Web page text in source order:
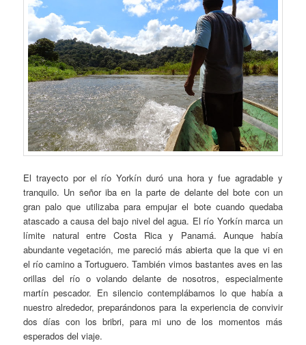
El trayecto por el río Yorkín duró una hora y fue agradable y
tranquilo. Un señor iba en la parte de delante del bote con un
gran palo que utilizaba para empujar el bote cuando quedaba
atascado a causa del bajo nivel del agua. El río Yorkín marca un
límite natural entre Costa Rica y Panamá. Aunque había
abundante vegetación, me pareció más abierta que la que vi en
el río camino a Tortuguero. También vimos bastantes aves en las
orillas del río o volando delante de nosotros, especialmente
martín pescador. En silencio contemplábamos lo que había a
nuestro alrededor, preparándonos para la experiencia de convivir
dos días con los bribri, para mi uno de los momentos más
esperados del viaje.